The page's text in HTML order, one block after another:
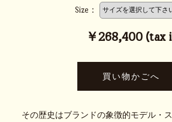
Size：
￥268,400 (tax
その歴史はブランドの象徴的モデル・